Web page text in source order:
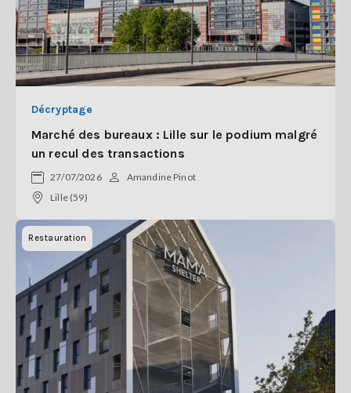
Décryptage
Marché des bureaux : Lille sur le podium malgré
un recul des transactions
27/07/2026
Amandine Pinot
Lille (59)
Restauration